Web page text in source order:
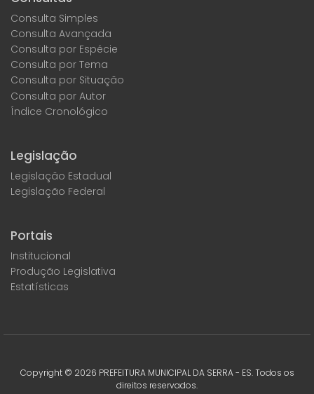
Consulta Simples
Consulta Avançada
Consulta por Espécie
Consulta por Tema
Consulta por Situação
Consulta por Autor
Índice Cronológico
Legislação
Legislação Estadual
Legislação Federal
Portais
Institucional
Produção Legislativa
Estatísticas
Copyright © 2026 PREFEITURA MUNICIPAL DA SERRA - ES. Todos os
direitos reservados.